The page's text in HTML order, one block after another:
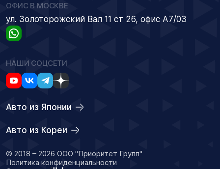
ОФИС В МОСКВЕ
ул. Золоторожский Вал 11 ст 26, офис А7/03
НАШИ СОЦСЕТИ
Авто из Японии
Авто из Кореи
© 2018 – 2026 ООО "Приоритет Групп"
Политика конфиденциальности